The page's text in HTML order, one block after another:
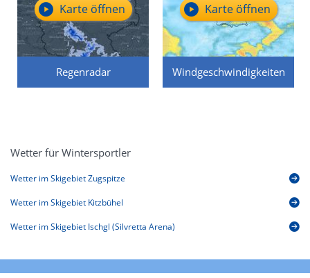
Regenradar
Karte öffnen
Windgeschwindigkeiten
Karte öffnen
Wetter für Wintersportler
Wetter im Skigebiet Zugspitze
Wetter im Skigebiet Kitzbühel
Wetter im Skigebiet Ischgl (Silvretta Arena)